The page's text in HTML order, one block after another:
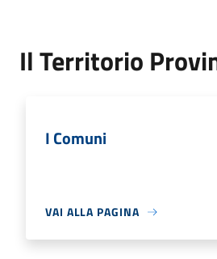
Il Territorio
I Comuni
VAI ALLA PAGINA